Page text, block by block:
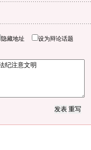
隐藏地址 设为辩论话题